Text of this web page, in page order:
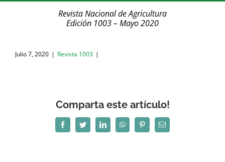
Revista Nacional de Agricultura
Edición 1003 – Mayo 2020
Julio 7, 2020 | Revista 1003 |
Comparta este artículo!
FacebookTwitterLinkedInWhatsAppPinterestCorreo
electrónico